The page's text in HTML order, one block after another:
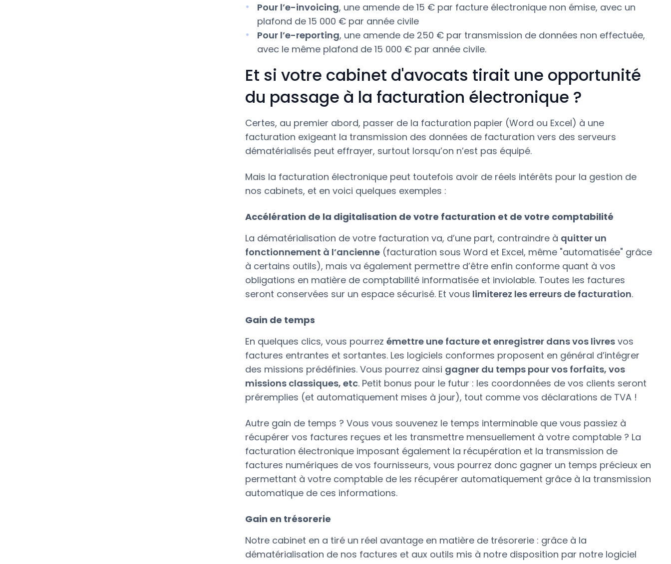
Pour l’e-invoicing, une amende de 15 € par facture électronique non émise, avec un
plafond de 15 000 € par année civile
Pour l’e-reporting, une amende de 250 € par transmission de données non effectuée,
avec le même plafond de 15 000 € par année civile.
Et si votre cabinet d'avocats tirait une opportunité
du passage à la facturation électronique ?
Certes, au premier abord, passer de la facturation papier (Word ou Excel) à une
facturation exigeant la transmission des données de facturation vers des serveurs
dématérialisés peut effrayer, surtout lorsqu’on n’est pas équipé.
Mais la facturation électronique peut toutefois avoir de réels intérêts pour la gestion de
nos cabinets, et en voici quelques exemples :
Accélération de la digitalisation de votre facturation et de votre comptabilité
La dématérialisation de votre facturation va, d’une part, contraindre à quitter un
fonctionnement à l’ancienne(facturation sous Word et Excel, même "automatisée" grâce
à certains outils), mais va également permettre d’être enfin conforme quant à vos
obligations en matière de comptabilité informatisée et inviolable. Toutes les factures
seront conservées sur un espace sécurisé. Et vous limiterez les erreurs de facturation.
Gain de temps
En quelques clics, vous pourrez émettre une facture et enregistrer dans vos livresvos
factures entrantes et sortantes. Les logiciels conformes proposent en général d’intégrer
des missions prédéfinies. Vous pourrez ainsi gagner du temps pour vos forfaits, vos
missions classiques, etc. Petit bonus pour le futur : les coordonnées de vos clients seront
préremplies (et automatiquement mises à jour), tout comme vos déclarations de TVA !
Autre gain de temps ? Vous vous souvenez le temps interminable que vous passiez à
récupérer vos factures reçues et les transmettre mensuellement à votre comptable ? La
facturation électronique imposant également la récupération et la transmission de
factures numériques de vos fournisseurs, vous pourrez donc gagner un temps précieux en
permettant à votre comptable de les récupérer automatiquement grâce à la transmission
automatique de ces informations.
Gain en trésorerie
Notre cabinet en a tiré un réel avantage en matière de trésorerie : grâce à la
dématérialisation de nos factures et aux outils mis à notre disposition par notre logiciel